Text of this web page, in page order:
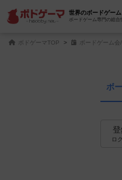
世界のボードゲーム
ボードゲーム専門の総合
ボドゲーマTOP ボードゲーム会
ボ
ロ